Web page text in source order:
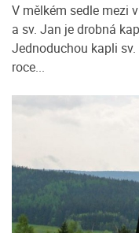
V mělkém sedle mezi
a sv. Jan je drobná
Jednoduchou kapli
roce...